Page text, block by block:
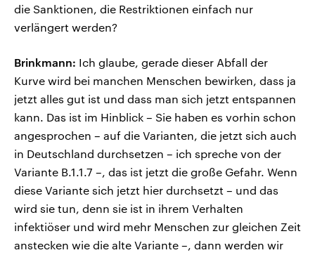
die Sanktionen, die Restriktionen einfach nur
verlängert werden?
Brinkmann: Ich glaube, gerade dieser Abfall der
Kurve wird bei manchen Menschen bewirken, dass ja
jetzt alles gut ist und dass man sich jetzt entspannen
kann. Das ist im Hinblick – Sie haben es vorhin schon
angesprochen – auf die Varianten, die jetzt sich auch
in Deutschland durchsetzen – ich spreche von der
Variante B.1.1.7 –, das ist jetzt die große Gefahr. Wenn
diese Variante sich jetzt hier durchsetzt – und das
wird sie tun, denn sie ist in ihrem Verhalten
infektiöser und wird mehr Menschen zur gleichen Zeit
anstecken wie die alte Variante –, dann werden wir